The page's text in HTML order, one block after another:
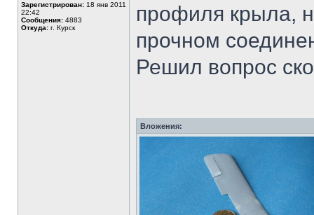
Зарегистрирован: 18 янв 2011
22:42
Сообщения: 4883
Откуда: г. Курск
профиля крыла,
прочном
Решил вопрос
Вложения: